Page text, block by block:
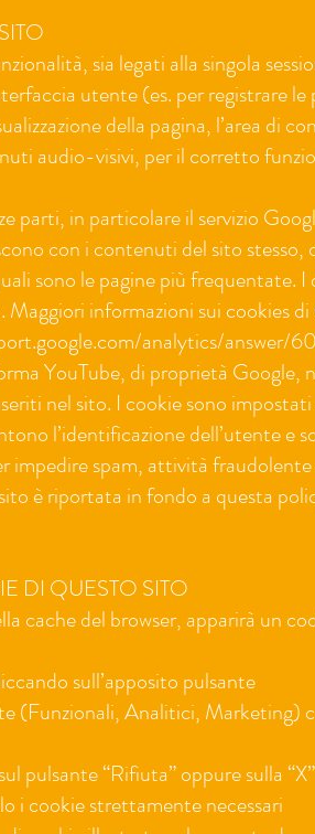
sia legati alla singola
utente (es. per registrare le
della pagina, l’area di
audio-visivi, per il corretto
parti, in particolare il servizio
con i contenuti del sito
sono le pagine più frequentate.
informazioni sui cookies
analytics/answer/
YouTube, di proprietà Google,
nel sito. I cookie sono impostati
l’identificazione dell’utente e
impedire spam, attività fraudolente
è riportata in fondo a questa
DI QUESTO SITO
cache del browser, apparirà un
sull’apposito pulsante
(Funzionali, Analitici, Marketing)
pulsante “Rifiuta” oppure sulla
i cookie strettamente necessari